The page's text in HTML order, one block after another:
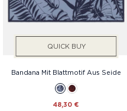
QUICK BUY
Bandana Mit Blattmotif Aus Seide
48,30 €